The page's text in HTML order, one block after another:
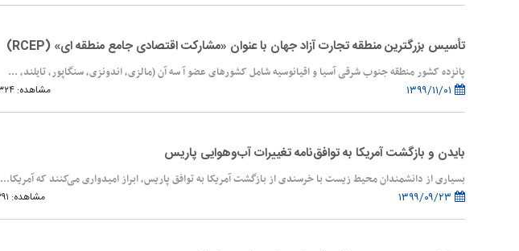
تأسیس بزرگ‏ترین منطقه تجارت آزاد جهان با عنوان «مشارکت اقتصادی جامع منطقه ‏ای» (RCEP)
پانزده کشور منطقه جنوب شرقی آسیا و اقیانوسیه شامل کشورهای عضو آ سه ‏آن (مالزی، اندونزی، سنگاپور، تایلند، ...
مشاهده: ۱۴۳۲۴
بایدن و بازگشت آمریکا به توافق‌نامه تغییرات آب‌وهوایی پاریس
بسیاری از دانشمندان محیط زیست با خرسندی از بازگشت آمریکا به توافق پاریس، ابراز امیدواری می‌کنند که آمریکا...
مشاهده: ۱۶۲۹۱